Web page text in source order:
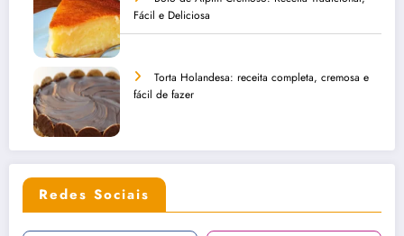
Fácil e Deliciosa
Torta Holandesa: receita completa, cremosa e
fácil de fazer
Redes Sociais